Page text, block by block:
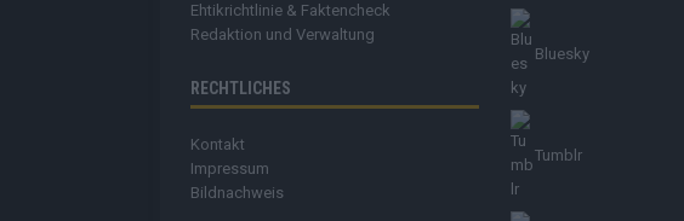
Ehtikrichtlinie & Faktencheck
Redaktion und Verwaltung
RECHTLICHES
Kontakt
Impressum
Bildnachweis
Bluesky
Tumblr